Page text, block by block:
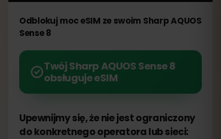
Odblokuj moc eSIM ze swoim Sharp AQUOS
Sense 8
Twój Sharp AQUOS Sense 8
obsługuje eSIM
Upewnijmy się, że nie jest ograniczony
do konkretnego operatora lub sieci: